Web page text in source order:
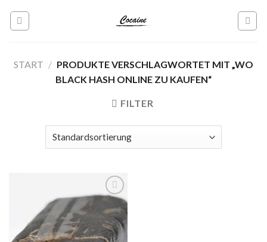
START / PRODUKTE VERSCHLAGWORTET MIT „WO
BLACK HASH ONLINE ZU KAUFEN“
FILTER
Add to
wishlist